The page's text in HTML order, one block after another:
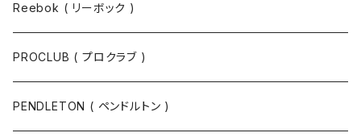
Reebok ( リーボック )
PROCLUB ( プロクラブ )
PENDLETON ( ペンドルトン )